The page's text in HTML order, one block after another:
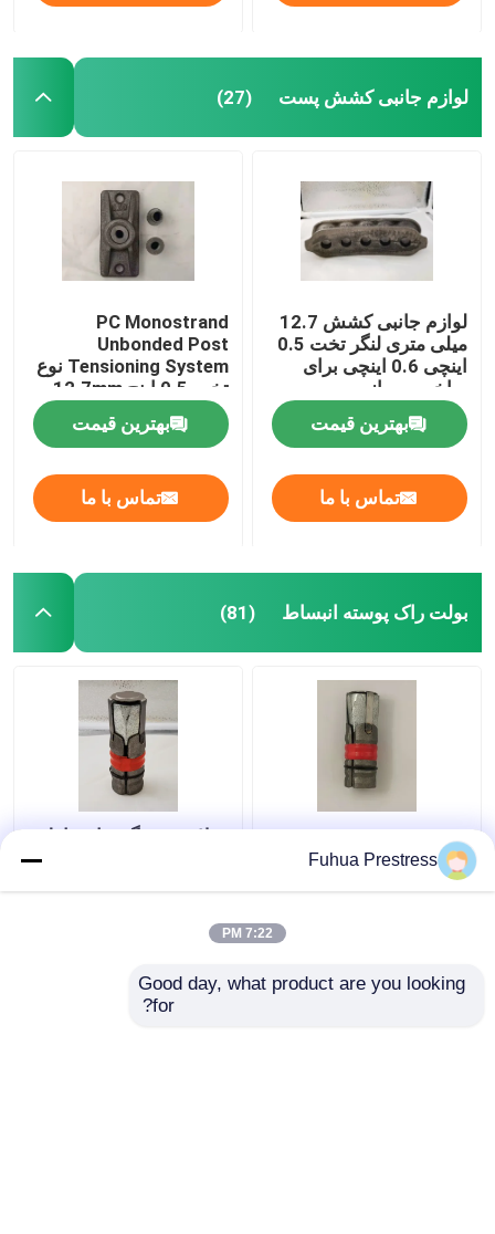
لوازم جانبی کشش پست (27)
لوازم جانبی کشش 12.7
میلی متری لنگر تخت 0.5
اینچی 0.6 اینچی برای
ساخت و ساز
بهترین قیمت
تماس با ما
PC Monostrand
Unbonded Post
Tensioning System نوع
تخت 0.5 اینچ 12.7mm
بهترین قیمت
تماس با ما
بولت راک پوسته انبساط (81)
M24 Anchor Expansion
Shell Rock Bolt مجمع نخ
دست چپ سفارشی شده
فولاد ریخته گری انبساط
تماس با ما
Fuhua Prestress
7:22 PM
Good day, what product are you looking
for?